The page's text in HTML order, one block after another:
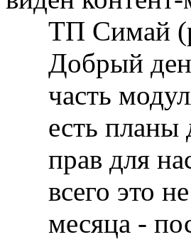
ТП Симай
Добрый
часть
есть планы
прав для
всего это
месяца -